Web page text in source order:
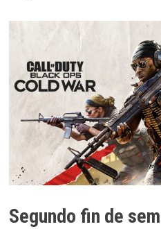
Segundo fin de